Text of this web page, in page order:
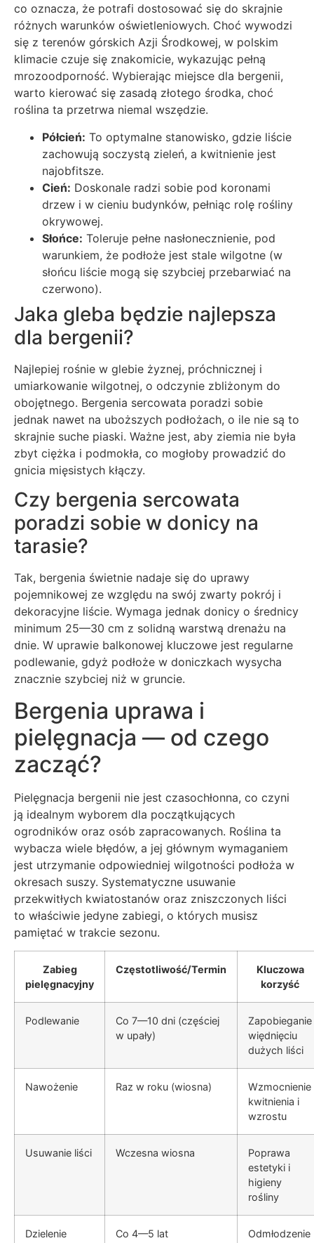
co oznacza, że potrafi dostosować się do skrajnie
różnych warunków oświetleniowych. Choć wywodzi
się z terenów górskich Azji Środkowej, w polskim
klimacie czuje się znakomicie, wykazując pełną
mrozoodporność. Wybierając miejsce dla bergenii,
warto kierować się zasadą złotego środka, choć
roślina ta przetrwa niemal wszędzie.
Półcień: To optymalne stanowisko, gdzie liście
zachowują soczystą zieleń, a kwitnienie jest
najobfitsze.
Cień: Doskonale radzi sobie pod koronami
drzew i w cieniu budynków, pełniąc rolę rośliny
okrywowej.
Słońce: Toleruje pełne nasłonecznienie, pod
warunkiem, że podłoże jest stale wilgotne (w
słońcu liście mogą się szybciej przebarwiać na
czerwono).
Jaka gleba będzie najlepsza
dla bergenii?
Najlepiej rośnie w glebie żyznej, próchnicznej i
umiarkowanie wilgotnej, o odczynie zbliżonym do
obojętnego. Bergenia sercowata poradzi sobie
jednak nawet na uboższych podłożach, o ile nie są to
skrajnie suche piaski. Ważne jest, aby ziemia nie była
zbyt ciężka i podmokła, co mogłoby prowadzić do
gnicia mięsistych kłączy.
Czy bergenia sercowata
poradzi sobie w donicy na
tarasie?
Tak, bergenia świetnie nadaje się do uprawy
pojemnikowej ze względu na swój zwarty pokrój i
dekoracyjne liście. Wymaga jednak donicy o średnicy
minimum 25—30 cm z solidną warstwą drenażu na
dnie. W uprawie balkonowej kluczowe jest regularne
podlewanie, gdyż podłoże w doniczkach wysycha
znacznie szybciej niż w gruncie.
Bergenia uprawa i
pielęgnacja — od czego
zacząć?
Pielęgnacja bergenii nie jest czasochłonna, co czyni
ją idealnym wyborem dla początkujących
ogrodników oraz osób zapracowanych. Roślina ta
wybacza wiele błędów, a jej głównym wymaganiem
jest utrzymanie odpowiedniej wilgotności podłoża w
okresach suszy. Systematyczne usuwanie
przekwitłych kwiatostanów oraz zniszczonych liści
to właściwie jedyne zabiegi, o których musisz
pamiętać w trakcie sezonu.
Zabieg
pielęgnacyjny
Częstotliwość/Termin
Kluczowa
korzyść
Podlewanie
Co 7—10 dni (częściej
w upały)
Zapobieganie
więdnięciu
dużych liści
Nawożenie Raz w roku (wiosna)
Wzmocnienie
kwitnienia i
wzrostu
Usuwanie liści Wczesna wiosna
Poprawa
estetyki i
higieny
rośliny
Dzielenie
Co 4—5 lat
Odmłodzenie